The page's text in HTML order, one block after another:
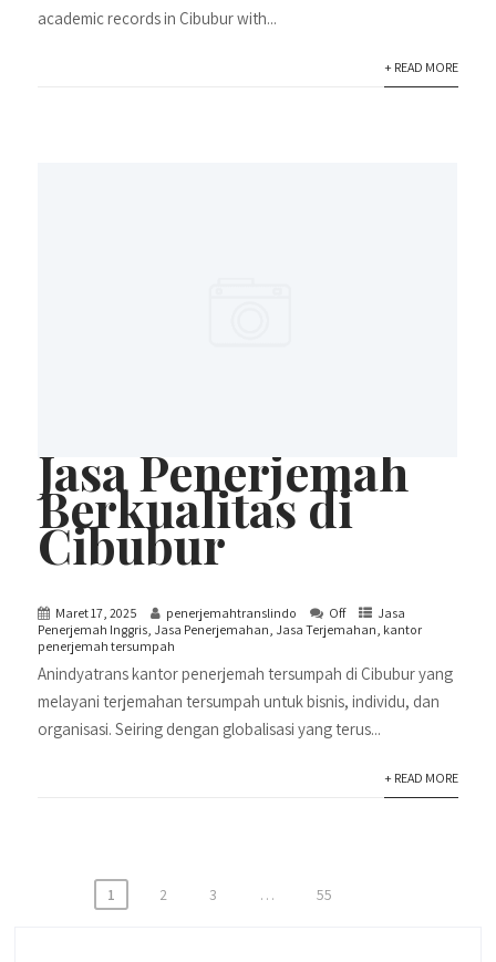
academic records in Cibubur with...
+ READ MORE
Jasa Penerjemah
Berkualitas di
Cibubur
Maret 17, 2025 penerjemahtranslindo Off
Jasa
Penerjemah Inggris, Jasa Penerjemahan, Jasa Terjemahan, kantor
penerjemah tersumpah
Anindyatrans kantor penerjemah tersumpah di Cibubur yang
melayani terjemahan tersumpah untuk bisnis, individu, dan
organisasi. Seiring dengan globalisasi yang terus...
+ READ MORE
Paginasi
1 2 3 … 55